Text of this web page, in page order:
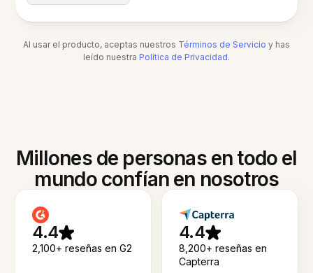
Al usar el producto, aceptas nuestros Términos de Servicio y has
leído nuestra Política de Privacidad.
Millones de personas en todo el
mundo confían en nosotros
4.4
2,100+ reseñas en G2
4.4
8,200+ reseñas en
Capterra